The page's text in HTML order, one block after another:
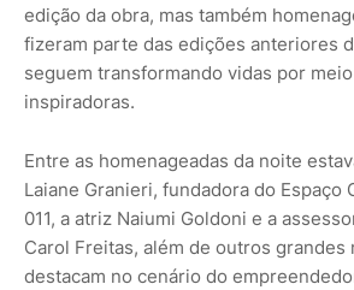
edição da obra, mas também
fizeram parte das edições anteriores
seguem transformando vidas por
inspiradoras.
Entre as homenageadas da noite
Laiane Granieri, fundadora do Espaço
011, a atriz Naiumi Goldoni e a
Carol Freitas, além de outros grandes
destacam no cenário do